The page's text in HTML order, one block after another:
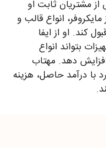
مشتریان ثابت او
انواع قالب و
کند. او از ایفا
بتواند انواع
دهد. مهتاب
با درآمد حاصل، هزینه